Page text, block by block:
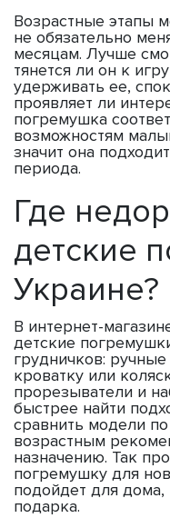
Возрастные этапы
не обязательно
месяцам. Лучше
тянется ли он к
удерживать ее,
проявляет ли
погремушка
возможностям
значит она
периода.
Где
детские
Украине?
В интернет-
детские
грудничков:
кроватку или
прорезыватели и
быстрее найти
сравнить модели
возрастным
назначению. Так
погремушку для
подойдет для
подарка.